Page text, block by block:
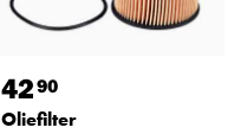
4290
Oliefilter